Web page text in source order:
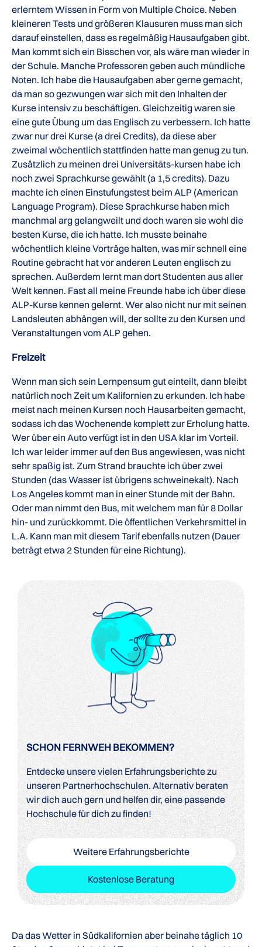
erlerntem Wissen in Form von Multiple Choice. Neben
kleineren Tests und größeren Klausuren muss man sich
darauf einstellen, dass es regelmäßig Hausaufgaben gibt.
Man kommt sich ein Bisschen vor, als wäre man wieder in
der Schule. Manche Professoren geben auch mündliche
Noten. Ich habe die Hausaufgaben aber gerne gemacht,
da man so gezwungen war sich mit den Inhalten der
Kurse intensiv zu beschäftigen. Gleichzeitig waren sie
eine gute Übung um das Englisch zu verbessern. Ich hatte
zwar nur drei Kurse (a drei Credits), da diese aber
zweimal wöchentlich stattfinden hatte man genug zu tun.
Zusätzlich zu meinen drei Universitäts-kursen habe ich
noch zwei Sprachkurse gewählt (a 1,5 credits). Dazu
machte ich einen Einstufungstest beim ALP (American
Language Program). Diese Sprachkurse haben mich
manchmal arg gelangweilt und doch waren sie wohl die
besten Kurse, die ich hatte. Ich musste beinahe
wöchentlich kleine Vorträge halten, was mir schnell eine
Routine gebracht hat vor anderen Leuten englisch zu
sprechen. Außerdem lernt man dort Studenten aus aller
Welt kennen. Fast all meine Freunde habe ich über diese
ALP-Kurse kennen gelernt. Wer also nicht nur mit seinen
Landsleuten abhängen will, der sollte zu den Kursen und
Veranstaltungen vom ALP gehen.
Freizeit
Wenn man sich sein Lernpensum gut einteilt, dann bleibt
natürlich noch Zeit um Kalifornien zu erkunden. Ich habe
meist nach meinen Kursen noch Hausarbeiten gemacht,
sodass ich das Wochenende komplett zur Erholung hatte.
Wer über ein Auto verfügt ist in den USA klar im Vorteil.
Ich war leider immer auf den Bus angewiesen, was nicht
sehr spaßig ist. Zum Strand brauchte ich über zwei
Stunden (das Wasser ist übrigens schweinekalt). Nach
Los Angeles kommt man in einer Stunde mit der Bahn.
Oder man nimmt den Bus, mit welchem man für 8 Dollar
hin- und zurückkommt. Die öffentlichen Verkehrsmittel in
L.A. Kann man mit diesem Tarif ebenfalls nutzen (Dauer
beträgt etwa 2 Stunden für eine Richtung).
SCHON FERNWEH BEKOMMEN?
Entdecke unsere vielen Erfahrungsberichte zu
unseren Partnerhochschulen. Alternativ beraten
wir dich auch gern und helfen dir, eine passende
Hochschule für dich zu finden!
Weitere Erfahrungsberichte
Kostenlose Beratung
Da das Wetter in Südkalifornien aber beinahe täglich 10